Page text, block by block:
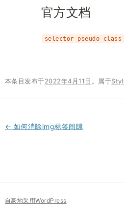
官方文档
selector-pseudo-class-
本条目发布于2022年4月11日 。属于
航
← 如何消除img标签间隙
自豪地采用WordPress